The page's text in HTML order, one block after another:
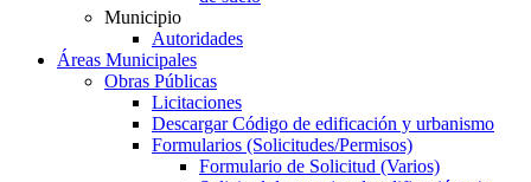
Municipio
Autoridades
Áreas Municipales
Obras Públicas
Licitaciones
Descargar Código de edificación y urbanismo
Formularios (Solicitudes/Permisos)
Formulario de Solicitud (Varios)